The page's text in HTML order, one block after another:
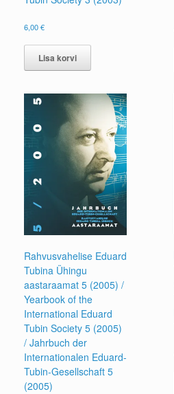
6,00€
Lisa korvi
Rahvusvahelise Eduard
Tubina Ühingu
aastaraamat 5 (2005) /
Yearbook of the
International Eduard
Tubin Society 5 (2005)
/ Jahrbuch der
Internationalen Eduard-
Tubin-Gesellschaft 5
(2005)